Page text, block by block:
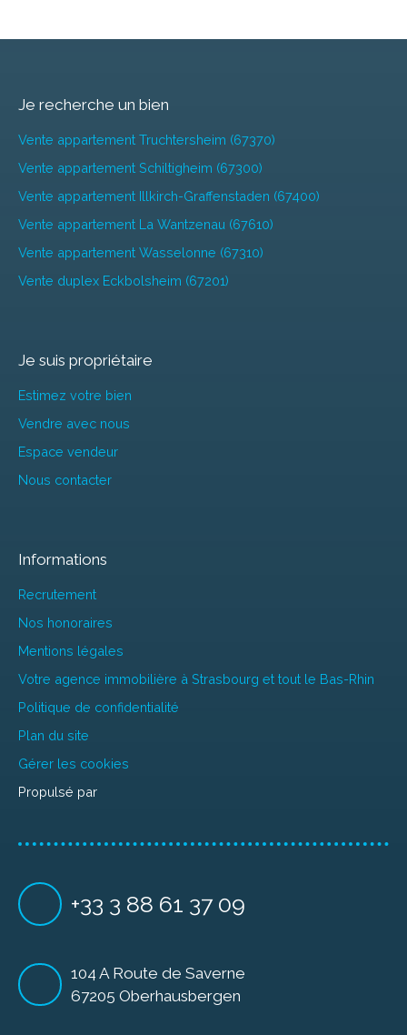
Je recherche un bien
Vente appartement Truchtersheim (67370)
Vente appartement Schiltigheim (67300)
Vente appartement Illkirch-Graffenstaden (67400)
Vente appartement La Wantzenau (67610)
Vente appartement Wasselonne (67310)
Vente duplex Eckbolsheim (67201)
Je suis propriétaire
Estimez votre bien
Vendre avec nous
Espace vendeur
Nous contacter
Informations
Recrutement
Nos honoraires
Mentions légales
Votre agence immobilière à Strasbourg et tout le Bas-Rhin
Politique de confidentialité
Plan du site
Gérer les cookies
Propulsé par
+33 3 88 61 37 09
104 A Route de Saverne
67205 Oberhausbergen